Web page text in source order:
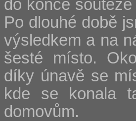
do konce
Po dlouhé době
výsledkem a na
šesté místo.
díky únavě se
kde se konala
domovům.